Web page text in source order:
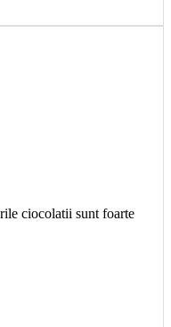
ciocolatii sunt foarte